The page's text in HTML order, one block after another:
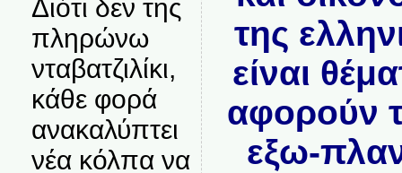
Διότι δεν της
πληρώνω
νταβατζιλίκι,
κάθε φορά
ανακαλύπτει
νέα κόλπα να
της
είναι
αφορούν
εξω-